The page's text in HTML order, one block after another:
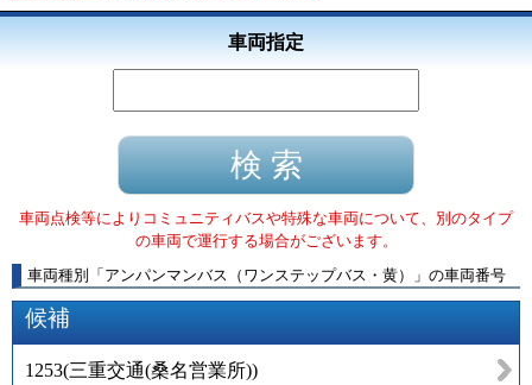
車両指定
車両点検等によりコミュニティバスや特殊な車両について、別のタイプ
の車両で運行する場合がございます。
車両種別
「 アンパンマンバス（ワンステップバス・黄） 」 の車両番号
候補
1253(三重交通(桑名営業所))